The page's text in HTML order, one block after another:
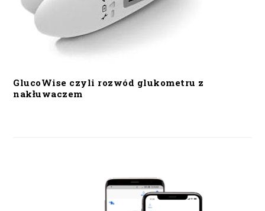
GlucoWise czyli rozwód glukometru z
nakłuwaczem